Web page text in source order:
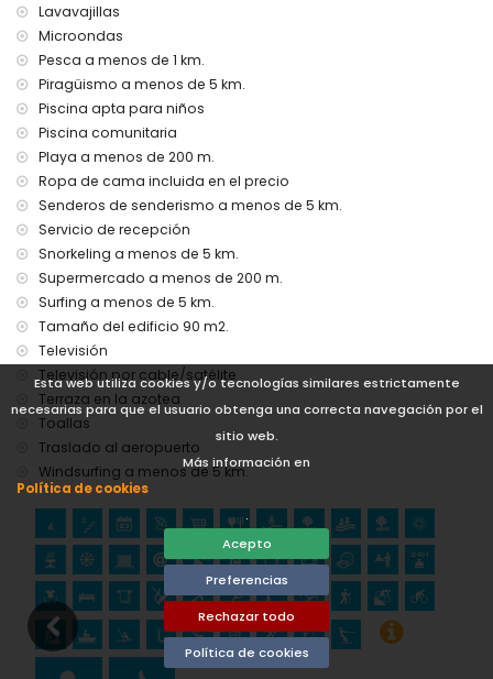
Esta web utiliza cookies y/o tecnologías similares estrictamente
necesarias para que el usuario obtenga una correcta navegación por el
sitio web.
Más información en
Política de cookies
.
Acepto
Preferencias
Rechazar todo
Política de cookies
Instalaciones y servicios con cargo adicional
servicio de aeropuerto
servicio de lavandería
cama extra y camas/cunas para niños (bajo demanda)
Entretenimiento y actividades de ocio para sus vacaciones
en Denia, Costa Blanca
discoteca, club nocturno, bar y paseo marítimo (Denia) (a
menos de 5 kilómetros de la casa)
Lugares de interés y cultura en Denia, Costa Blanca
iglesia (Denia), castillo (Portal de la Vila, Denia), edificio
arquitectónico (Castillo de Denia) y lugar histórico (Castillo
de Denia) (a menos de 5 kilómetros del alojamiento)
ruina (Molinos de Viento y Jávea) (a menos de 10
kilómetros del alojamiento)
museo (Histórico de Jávea) y monumento (Pueblo de
Jávea) (a menos de 25 kilómetros del alojamiento)
Deportes
tenis, ciclismo y pesca (a menos de 1000 metros del
apartamento)
golf (Club de Golf la Sella Denia), equitación, senderismo,
ciclismo de montaña, escalada, piragüismo, kayak, buceo,
snorkel, surf, windsurf y esquí acuático (a menos de 5
kilómetros del apartamento)
Lavavajillas
Microondas
Pesca a menos de 1 km.
Piragüismo a menos de 5 km.
Piscina apta para niños
Piscina comunitaria
Playa a menos de 200 m.
Ropa de cama incluida en el precio
Senderos de senderismo a menos de 5 km.
Servicio de recepción
Snorkeling a menos de 5 km.
Supermercado a menos de 200 m.
Surfing a menos de 5 km.
Tamaño del edificio 90 m2.
Televisión
Televisión por cable/satélite
Terraza en la azotea
Toallas
Traslado al aeropuerto
Windsurfing a menos de 5 km.